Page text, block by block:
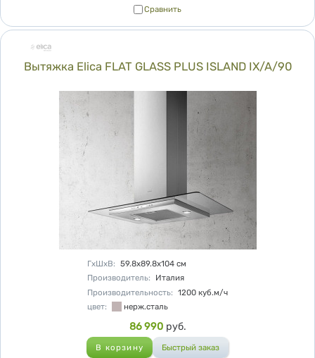
Сравнить
Вытяжка Elica FLAT GLASS PLUS ISLAND IX/A/90
Характеристики
ГхШхВ: 59.8х89.8х104 см
Производитель:
Италия
Производительность: 1200 куб.м/ч
цвет: нерж.сталь
86 990 руб.